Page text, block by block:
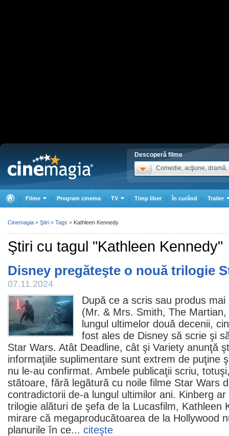
Descoperă filme
Comedie, acţiune, dramă,
Filme Program cinema TV Timp liber În curând Trailer
Ştiri cu tagul "Kathleen Kennedy"
Disney pregăteşte o nouă trilogie
07.11.2024
După ce a scris sau produs
(Mr. & Mrs. Smith, The
lungul ultimelor două decenii,
fost ales de Disney să scrie şi
Star Wars. Atât Deadline, cât şi Variety anunţă
informaţiile suplimentare sunt extrem de puţine
nu le-au confirmat. Ambele publicaţii scriu,
stătoare, fără legătură cu noile filme Star Wars
contradictorii de-a lungul ultimilor ani. Kinberg
trilogie alături de şefa de la Lucasfilm, Kathleen
mirare că megaproducătoarea de la Hollywood
planurile în ce... citeşte
Cinemagia > Ştiri > Tags > Kathleen Kennedy